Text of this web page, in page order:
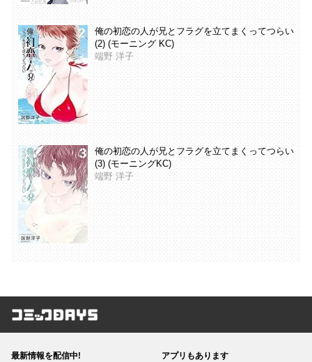
俺の初恋の人が兄とフラグを立てまくってつらい
(2) (モーニング KC)
端野 洋子
俺の初恋の人が兄とフラグを立てまくってつらい
(3) (モーニングKC)
端野 洋子
コミックDAYS
最新情報を配信中! アプリもあります